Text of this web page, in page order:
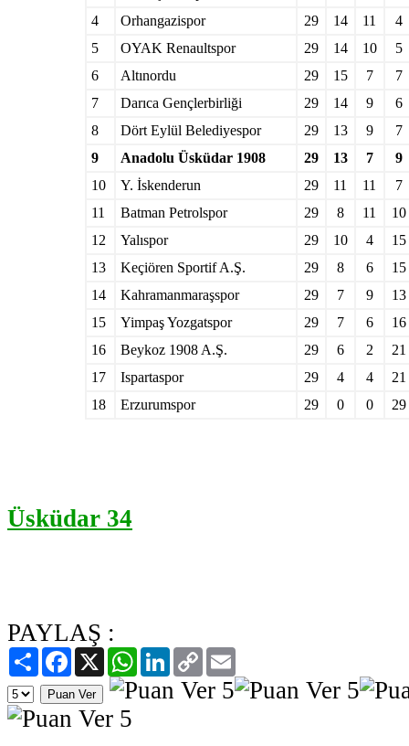
4
Orhangazispor 29 14 11
4
5
OYAK Renaultspor 29 14 10
5
6
Altınordu 29 15 7
7
7
Darıca Gençlerbirliği 29 14 9
6
8
Dört Eylül Belediyespor 29 13 9
7
9
Anadolu Üsküdar 1908 29 13 7
9
10
Y. İskenderun 29 11 11
7
11
Batman Petrolspor 29 8 11
10
12
Yalıspor 29 10 4
15
13
Keçiören Sportif A.Ş. 29 8 6
15
14
Kahramanmaraşspor 29 7 9
13
15
Yimpaş Yozgatspor 29 7 6
16
16
Beykoz 1908 A.Ş. 29 6 2
21
17
Ispartaspor 29 4 4
21
18
Erzurumspor 29 0 0 29
Üsküdar 34
PAYLAŞ :
PaylaşFacebook
X WhatsAppLinkedIn
Copy
Link